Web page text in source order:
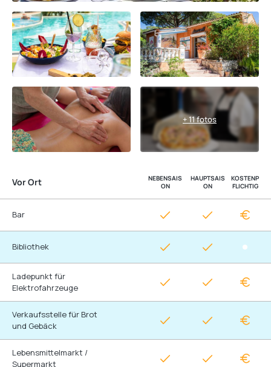
+ 11 fotos
Vor Ort
NEBENSAIS
ON
HAUPTSAIS
ON
KOSTENP
FLICHTIG
Bar
Bibliothek
Ladepunkt für
Elektrofahrzeuge
Verkaufsstelle für Brot
und Gebäck
Lebensmittelmarkt /
Supermarkt